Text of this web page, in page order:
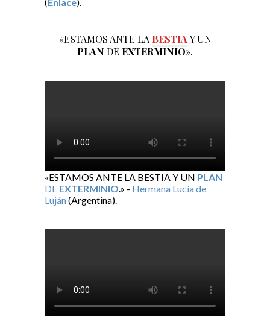
( Enlace).
«ESTAMOS ANTE LA BESTIA Y UN
PLAN DE EXTERMINIO».
«ESTAMOS ANTE LA BESTIA Y UN PLAN
DE EXTERMINIO.» - Hermana Lucía de
Luján(Argentina).